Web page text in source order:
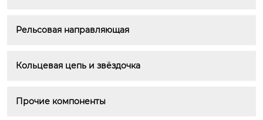
Рельсовая направляющая
Кольцевая цепь и звёздочка
Прочие компоненты